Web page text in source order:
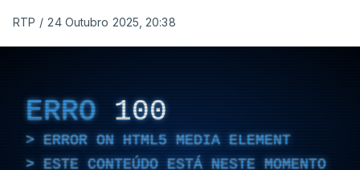
RTP / 24 Outubro 2025, 20:38
ERRO 100
ERROR ON HTML5 MEDIA ELEMENT
ESTE CONTEÚDO ESTÁ NESTE MOMENTO